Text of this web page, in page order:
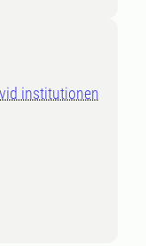
institutionen